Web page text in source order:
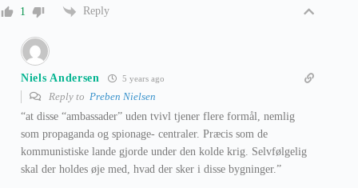
1 Reply
Niels Andersen 5 years ago
Reply to Preben Nielsen
“at disse “ambassader” uden tvivl tjener flere formål, nemlig
som propaganda og spionage- centraler. Præcis som de
kommunistiske lande gjorde under den kolde krig. Selvfølgelig
skal der holdes øje med, hvad der sker i disse bygninger.”